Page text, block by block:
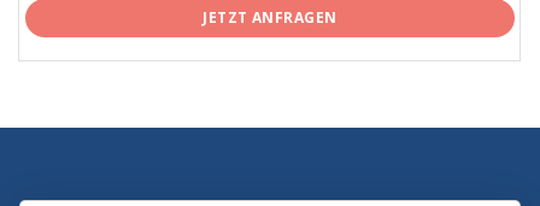
JETZT ANFRAGEN